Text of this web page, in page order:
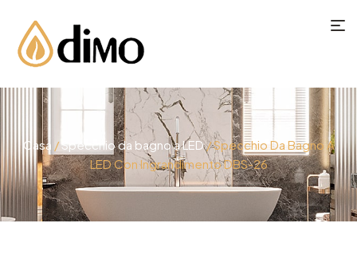
Casa /Specchio da bagno a LED/ Specchio Da Bagno A
LED Con Ingrandimento DBS-26